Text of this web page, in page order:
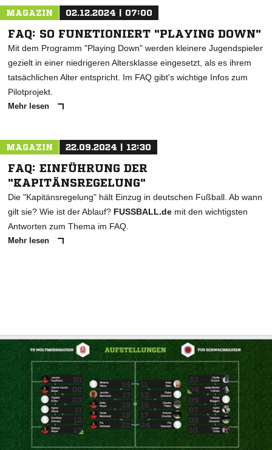
MAGAZIN 02.12.2024 | 07:00
FAQ: SO FUNKTIONIERT "PLAYING DOWN"
Mit dem Programm "Playing Down" werden kleinere Jugendspieler
gezielt in einer niedrigeren Altersklasse eingesetzt, als es ihrem
tatsächlichen Alter entspricht. Im FAQ gibt's wichtige Infos zum
Pilotprojekt.
Mehr lesen
MAGAZIN 22.09.2024 | 12:30
FAQ: EINFÜHRUNG DER
"KAPITÄNSREGELUNG"
Die "Kapitänsregelung" hält Einzug in deutschen Fußball. Ab wann
gilt sie? Wie ist der Ablauf? FUSSBALL.de mit den wichtigsten
Antworten zum Thema im FAQ.
Mehr lesen